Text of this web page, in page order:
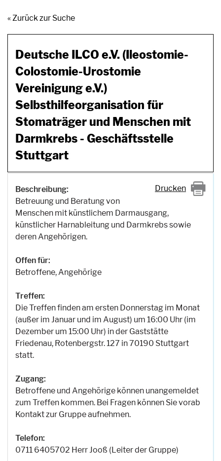
« Zurück zur Suche
Deutsche ILCO e.V. (Ileostomie-
Colostomie-Urostomie
Vereinigung e.V.)
Selbsthilfeorganisation für
Stomaträger und Menschen mit
Darmkrebs - Geschäftsstelle
Stuttgart
Drucken
Beschreibung:
Betreuung und Beratung von
Menschen mit künstlichem Darmausgang,
künstlicher Harnableitung und Darmkrebs sowie
deren Angehörigen.
Offen für:
Betroffene, Angehörige
Treffen:
Die Treffen finden am ersten Donnerstag im Monat
(außer im Januar und im August) um 16:00 Uhr (im
Dezember um 15:00 Uhr) in der Gaststätte
Friedenau, Rotenbergstr. 127 in 70190 Stuttgart
statt.
Zugang:
Betroffene und Angehörige können unangemeldet
zum Treffen kommen. Bei Fragen können Sie vorab
Kontakt zur Gruppe aufnehmen.
Telefon:
0711 6405702 Herr Jooß (Leiter der Gruppe)